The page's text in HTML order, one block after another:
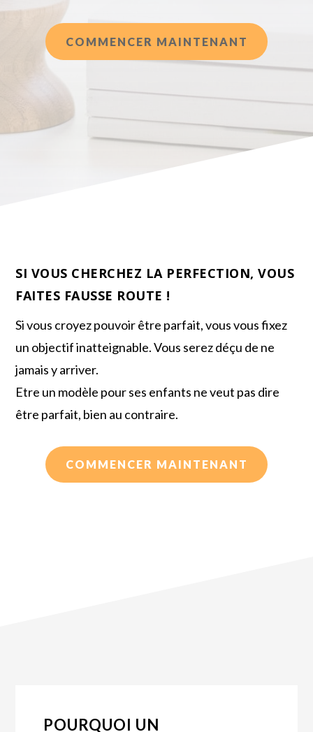
COMMENCER MAINTENANT
SI VOUS CHERCHEZ LA PERFECTION, VOUS
FAITES FAUSSE ROUTE !
Si vous croyez pouvoir être parfait, vous vous fixez
un objectif inatteignable. Vous serez déçu de ne
jamais y arriver.
Etre un modèle pour ses enfants ne veut pas dire
être parfait, bien au contraire.
COMMENCER MAINTENANT
POURQUOI UN